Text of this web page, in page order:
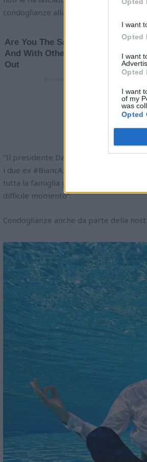
I want
Opted
I want
Opted
I want
of my
was
Opted
condoglianze alla famiglia Sottil.
"Il presidente Daniele Sebastiani e
i due ex #BiancAzzurri Andrea e
tutta la famiglia giungano le più sentite
difficile momento".
Condoglianze anche da parte della